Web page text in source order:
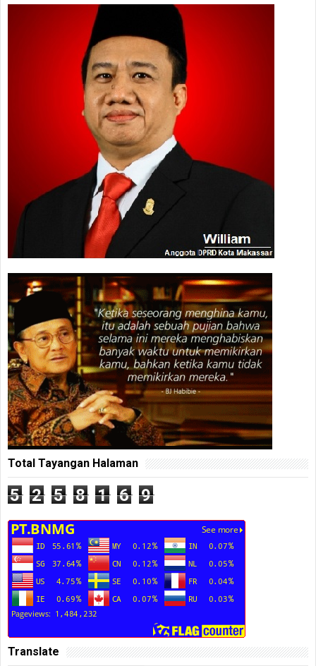
Total Tayangan Halaman
5 2 5 8 1 6 9
Translate